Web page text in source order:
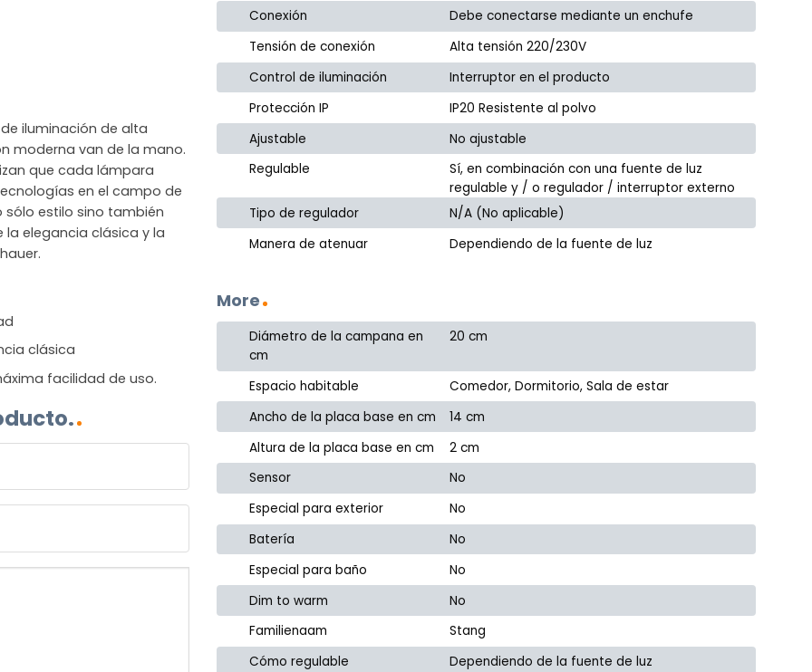
iluminación de alta
moderna van de la mano.
que cada lámpara
en el campo de
sólo estilo sino también
la elegancia clásica y la
clásica
facilidad de uso.
Conexión
Debe conectarse mediante un enchufe
Tensión de conexión
Alta tensión 220/230V
Control de iluminación
Interruptor en el producto
Protección IP
IP20 Resistente al polvo
Ajustable
No ajustable
Regulable
Sí, en combinación con una fuente de luz
regulable y / o regulador / interruptor externo
Tipo de regulador
N/A (No aplicable)
Manera de atenuar
Dependiendo de la fuente de luz
More
Diámetro de la campana en
cm
20 cm
Espacio habitable
Comedor, Dormitorio, Sala de estar
Ancho de la placa base en cm
14 cm
Altura de la placa base en cm
2 cm
Sensor
No
Especial para exterior
No
Batería
No
Especial para baño
No
Dim to warm
No
Familienaam
Stang
Cómo regulable
Dependiendo de la fuente de luz